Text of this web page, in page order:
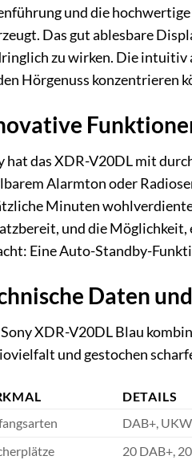
und die
Das gut ablesbare
zu wirken. Die intuitiv
Hörgenuss konzentrieren
hat das XDR-V20DL mit
Alarmton oder
Minuten
und die
Eine Auto-Standby-
Daten
Sony XDR-V20DL Blau
und gestochen
DETAILS
DAB+, UKW
20 DAB+,